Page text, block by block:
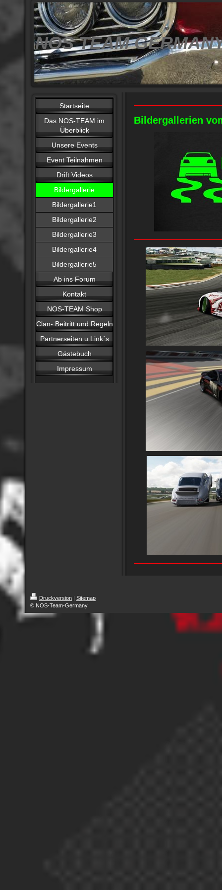
NOS TEAM
Startseite
Das NOS-TEAM im
Überblick
Unsere Events
Event Teilnahmen
Drift Videos
Bildergallerie
Bildergallerie1
Bildergallerie2
Bildergallerie3
Bildergallerie4
Bildergallerie5
Ab ins Forum
Kontakt
NOS-TEAM Shop
Clan- Beitritt und Regeln
Partnerseiten u.Link´s
Gästebuch
Impressum
Bildergallerien
Druckversion | Sitemap
© NOS-Team-Germany